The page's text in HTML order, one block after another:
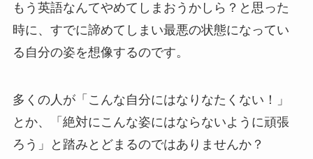
もう英語なんてやめてしまおうかしら？と思った
時に、すでに諦めてしまい最悪の状態になってい
る自分の姿を想像するのです。
多くの人が「こんな自分にはなりなたくない！」
とか、「絶対にこんな姿にはならないように頑張
ろう」と踏みとどまるのではありませんか？